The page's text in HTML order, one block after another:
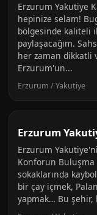
Erzurum Yakutiye
hepinize selam!
bölgesinde kaliteli
paylaşacağım.
her zaman dikkatli
Erzurum'un...
Erzurum / Yakutiye
Erzurum
Erzurum
Konforun Buluşma
sokaklarında
bir çay içmek,
yapmak… Bu şehir,